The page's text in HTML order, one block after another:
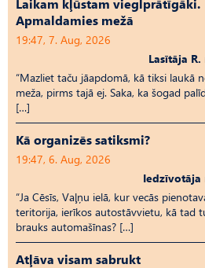
Laikam kļūstam vieglprātīgāki.
Apmaldamies mežā
19:47, 7. Aug, 2026
Lasītāja R.
“Mazliet taču jāapdomā, kā tiksi laukā
meža, pirms tajā ej. Saka, ka šogad
[…]
Kā organizēs satiksmi?
19:47, 6. Aug, 2026
Iedzīvotāja
“Ja Cēsīs, Vaļņu ielā, kur vecās
teritorija, ierīkos autostāvvietu, kā tad
brauks automašīnas? […]
Atļāva visam sabrukt